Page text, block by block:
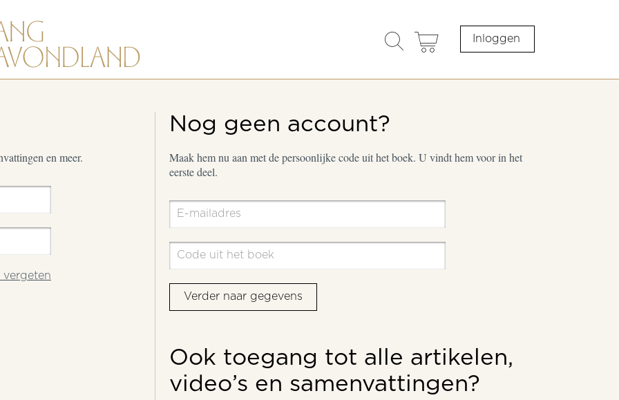
search
opener
cart Inloggen
en meer.
Nog geen account?
Maak hem nu aan met de persoonlijke code uit het boek. U vindt hem voor in het
eerste deel.
Verder naar gegevens
Ook toegang tot alle artikelen,
video’s en samenvattingen?